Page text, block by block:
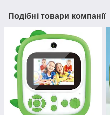
Подібні товари компанії